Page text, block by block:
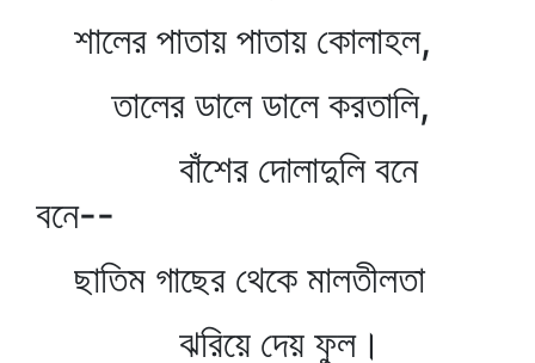
শালের পাতায় পাতায় কোলাহল,
তালের ডালে ডালে করতালি,
বাঁশের দোলাদুলি বনে
বনে--
ছাতিম গাছের থেকে মালতীলতা
ঝরিয়ে দেয় ফুল।